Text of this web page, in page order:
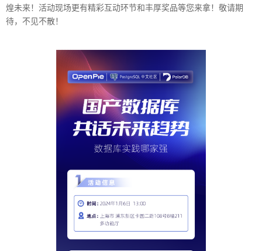
煌未来！活动现场更有精彩互动环节和丰厚奖品等您来拿！敬请期
待，不见不散！